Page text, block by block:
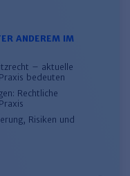
ANDEREM IM
– aktuelle
bedeuten
Rechtliche
Risiken und